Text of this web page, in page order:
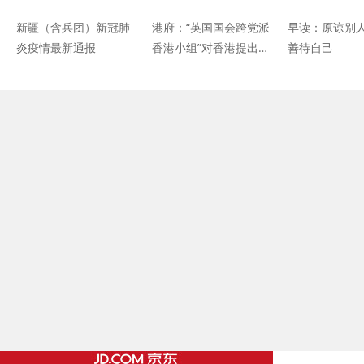
新疆（含兵团）新冠肺
炎疫情最新通报
港府：“英国国会跨党派
香港小组”对香港提出所
早读：原谅别
善待自己